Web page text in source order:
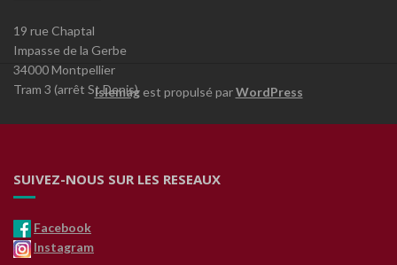
19 rue Chaptal
Impasse de la Gerbe
34000 Montpellier
Tram 3 (arrêt St Denis)
SUIVEZ-NOUS SUR LES RESEAUX
Facebook
Instagram
Islemagest propulsé parWordPress